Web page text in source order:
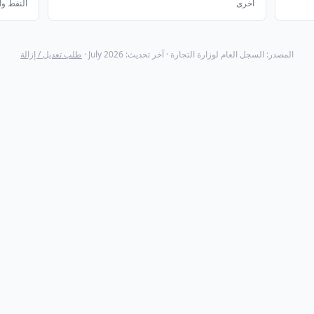
أخرى النفط
المصدر: السجل العام لوزارة التجارة · آخر تحديث: July 2026 · طلب تعديل / إزالة